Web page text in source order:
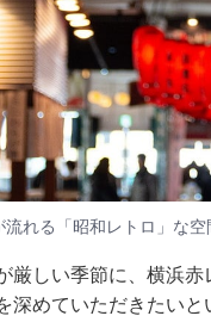
れる「昭和レトロ」な空
厳しい季節に、横浜赤
深めていただきたい